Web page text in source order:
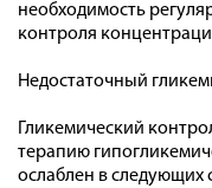
необходимость
контроля
Недостаточный
Гликемический
терапию
ослаблен в следующих